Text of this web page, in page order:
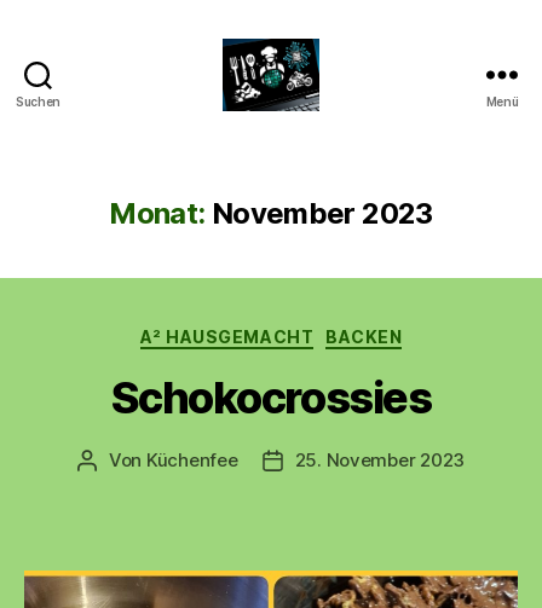
Suchen Menü
Monat: November 2023
Kategorien
A² HAUSGEMACHT BACKEN
Schokocrossies
Beitragsautor
Von Küchenfee Beitragsdatum
25. November 2023